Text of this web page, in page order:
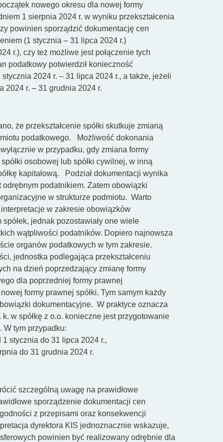
nowego okresu dla nowej formy
1 sierpnia 2024 r. w wyniku przekształcenia
powinien sporządzić dokumentację cen
(1 stycznia – 31 lipca 2024 r.)
r.), czy też możliwe jest połączenie tych
podatkowy potwierdził konieczność
2024 r. – 31 lipca 2024 r., a także, jeżeli
2024 r. – 31 grudnia 2024 r.
że przekształcenie spółki skutkuje zmianą
podatkowego.
Możliwość dokonania
w przypadku, gdy zmiana formy
osobowej lub spółki cywilnej, w inną
kapitałową.
Podział dokumentacji wynika
odrębnym podatnikiem. Zatem obowiązki
w strukturze podmiotu. Warto
w zakresie obowiązków
jednak pozostawiały one wiele
wątpliwości podatników. Dopiero najnowsza
organów podatkowych w tym zakresie.
jednostka podlegająca przekształceniu
na dzień poprzedzający zmianę formy
dla poprzedniej formy prawnej
formy prawnej spółki. Tym samym każdy
dokumentacyjne. W praktyce oznacza
w spółkę z o.o. konieczne jest przygotowanie
W tym przypadku:
stycznia do 31 lipca 2024 r.,
do 31 grudnia 2024 r.
szczególną uwagę na prawidłowe
sporządzenie dokumentacji cen
z przepisami oraz konsekwencji
dyrektora KIS jednoznacznie wskazuje,
powinien być realizowany odrębnie dla